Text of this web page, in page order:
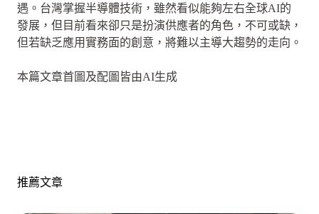
遇。台灣掌握半導體技術，雖然看似能夠左右全球AI的
發展，但目前看來卻只是扮演供應者的角色，不可或缺，
但若缺乏應用實務面的創意，將難以主導大趨勢的走向。
本篇文章首圖及配圖皆由AI生成
推薦文章